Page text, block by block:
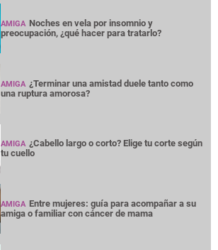
AMIGA Noches en vela por insomnio y
preocupación, ¿qué hacer para tratarlo?
AMIGA ¿Terminar una amistad duele tanto como
una ruptura amorosa?
AMIGA ¿Cabello largo o corto? Elige tu corte según
tu cuello
AMIGA Entre mujeres: guía para acompañar a su
amiga o familiar con cáncer de mama